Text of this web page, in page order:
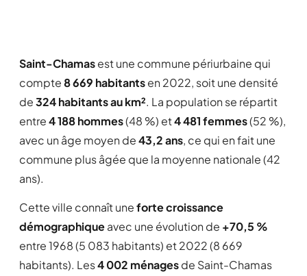
Saint-Chamasest une commune périurbaine qui
compte8 669 habitantsen 2022, soit une densité
de324 habitants au km². La population se répartit
entre4 188 hommes(48 %) et4 481 femmes(52 %),
avec un âge moyen de43,2 ans, ce qui en fait une
commune plus âgée que la moyenne nationale (42
ans).
Cette ville connaît uneforte croissance
démographiqueavec une évolution de +70,5 %
entre 1968 (5 083 habitants) et 2022 (8 669
habitants). Les4 002 ménagesde Saint-Chamas